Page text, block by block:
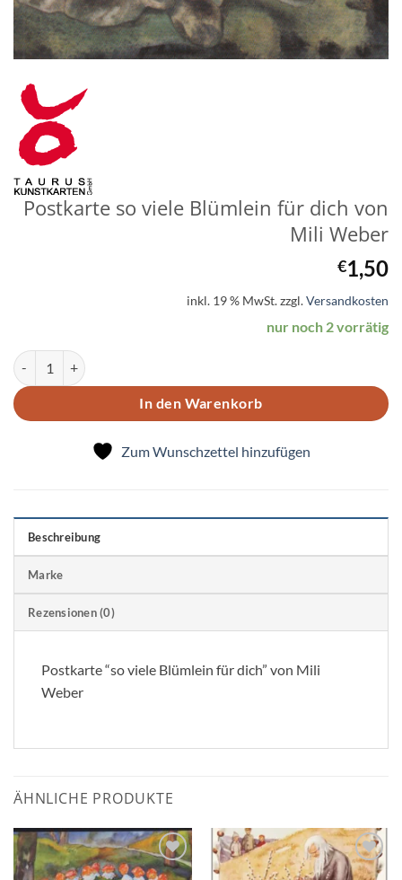
Postkarte so viele Blümlein für dich von
Mili Weber
€1,50
inkl. 19 % MwSt.zzgl.Versandkosten
nur noch 2 vorrätig
Postkarte so viele Blümlein für dich von Mili Weber Menge
In den Warenkorb
Zum Wunschzettel hinzufügen
Beschreibung
Marke
Rezensionen (0)
Postkarte “so viele Blümlein für dich” von Mili
Weber
ÄHNLICHE PRODUKTE
Zum
Zum